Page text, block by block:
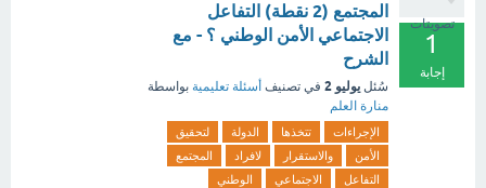
تصويتات
1
إجابة
المجتمع (2 نقطة) التفاعل
الاجتماعي الأمن الوطني ؟ - مع
الشرح
سُئل يوليو 2 في تصنيف أسئلة تعليمية بواسطة
منارة العلم
الإجراءات تتخذها الدولة
لتحقيق
الأمن
والاستقرار لافراد
المجتمع
التفاعل
الاجتماعي الوطني